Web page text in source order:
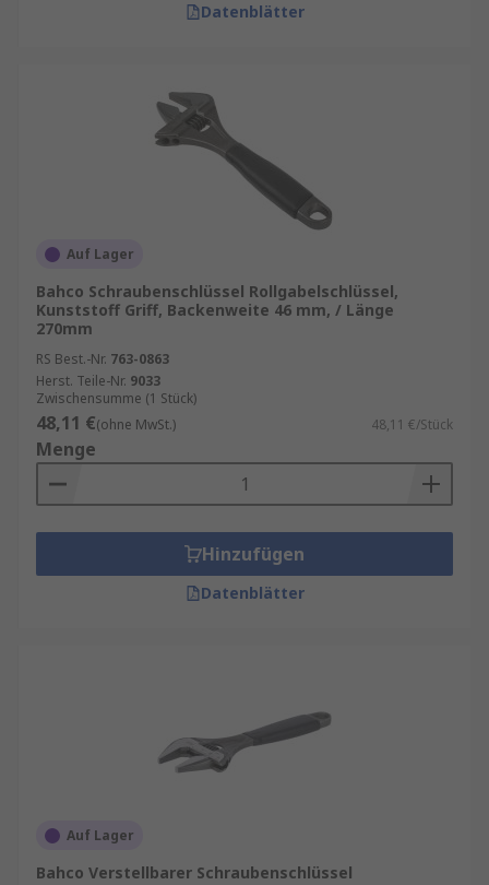
Datenblätter
Auf Lager
Bahco Schraubenschlüssel Rollgabelschlüssel,
Kunststoff Griff, Backenweite 46 mm, / Länge
270mm
RS Best.-Nr. 763-0863
Herst. Teile-Nr. 9033
Zwischensumme (1 Stück)
48,11 €(ohne MwSt.) 48,11 €/Stück
Menge
Hinzufügen
Datenblätter
Auf Lager
Bahco Verstellbarer Schraubenschlüssel